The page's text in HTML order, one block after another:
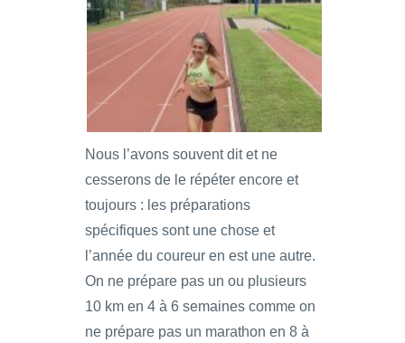
Nous l’avons souvent dit et ne
cesserons de le répéter encore et
toujours : les préparations
spécifiques sont une chose et
l’année du coureur en est une autre.
On ne prépare pas un ou plusieurs
10 km en 4 à 6 semaines comme on
ne prépare pas un marathon en 8 à